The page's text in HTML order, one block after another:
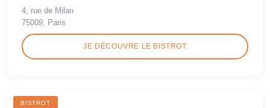
4, rue de Milan
75009, Paris
JE DÉCOUVRE LE BISTROT
BISTROT